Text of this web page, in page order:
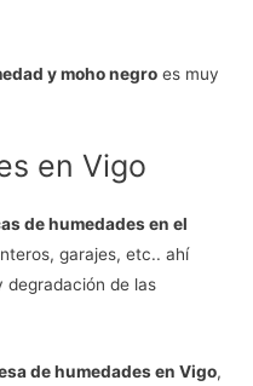
y moho negro es muy
en Vigo
de humedades en el
garajes, etc.. ahí
degradación de las
de humedades en Vigo,